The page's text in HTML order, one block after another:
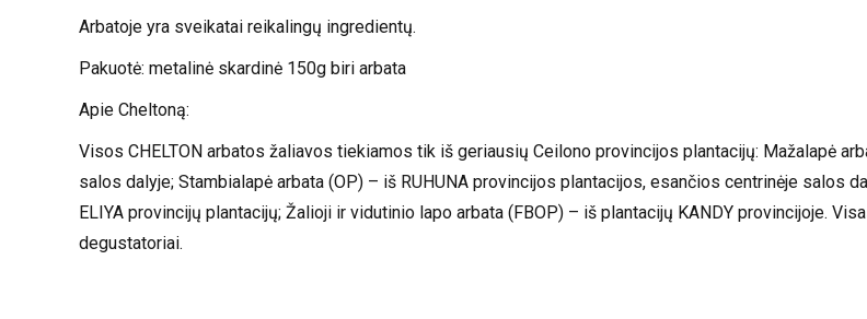
Arbatoje yra sveikatai reikalingų ingredientų.
Pakuotė: metalinė skardinė 150g biri arbata
Apie Cheltoną:
Visos CHELTON arbatos žaliavos tiekiamos tik iš geriausių Ceilono provincijos plantacijų: Mažalapė
salos dalyje; Stambialapė arbata (OP) – iš RUHUNA provincijos plantacijos, esančios centrinėje salos
ELIYA provincijų plantacijų; Žalioji ir vidutinio lapo arbata (FBOP) – iš plantacijų KANDY provincijoje.
degustatoriai.